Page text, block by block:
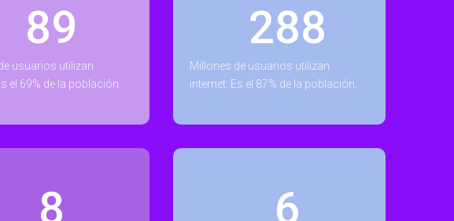
89
usuarios utilizan
el 69% de la población.
8
288
Millones de usuarios utilizan
internet. Es el 87% de la población.
6